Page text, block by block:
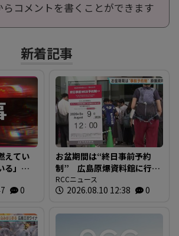
らコメントを書くことができます
新着記事
えてい
る」
火災
0
お盆期間は“終日事前予約
制” 広島原爆資料館に行
列 その場でWEB予約 混
雑の緩和へ
RCCニュース
2026.08.10 12:38 0